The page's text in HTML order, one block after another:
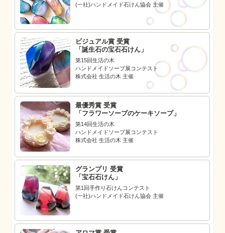
(一社)ハンドメイド石けん協会 主催
ビジュアル賞 受賞
「誕生石の宝石石けん」
第15回生活の木
ハンドメイドソープ展コンテスト
株式会社 生活の木 主催
最優秀賞 受賞
「フラワーソープのケーキソープ」
第14回生活の木
ハンドメイドソープ展コンテスト
株式会社 生活の木 主催
グランプリ 受賞
「宝石石けん」
第1回手作り石けんコンテスト
(一社)ハンドメイド石けん協会 主催